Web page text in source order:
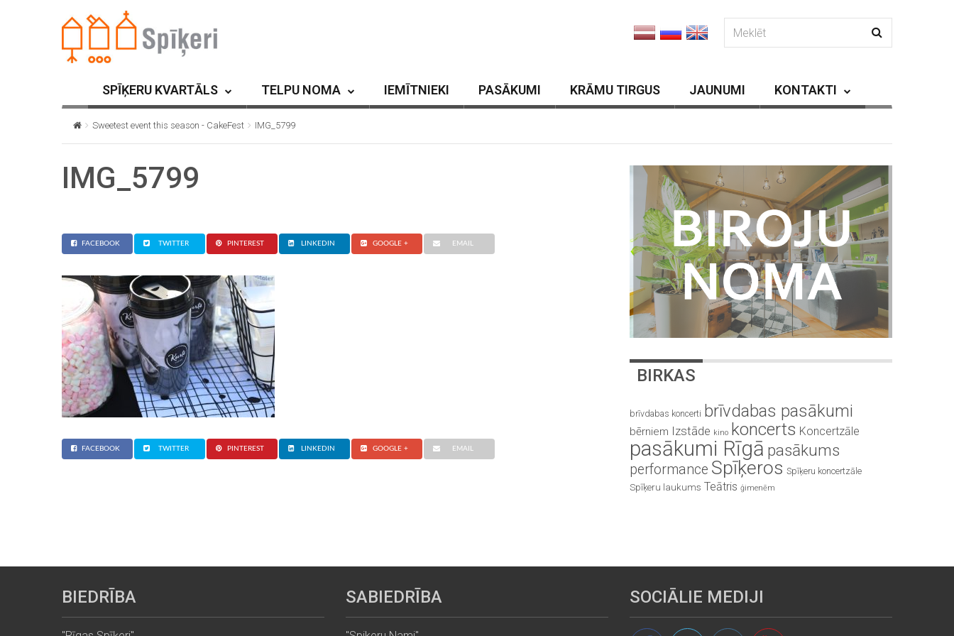
SPĪĶERU KVARTĀLS TELPU NOMA IEMĪTNIEKI PASĀKUMI KRĀMU TIRGUS JAUNUMI KONTAKTI
Sweetest event this season - CakeFest IMG_5799
IMG_5799
FACEBOOK TWITTER PINTEREST LINKEDIN GOOGLE + EMAIL
FACEBOOK TWITTER PINTEREST LINKEDIN GOOGLE + EMAIL
BIRKAS
brīvdabas koncerti brīvdabas pasākumi
bērniem Izstāde kino koncerts Koncertzāle
pasākumi Rīgā pasākums
performance Spīķeros Spīķeru koncertzāle
Spīķeru laukums Teātris ģimenēm
BIEDRĪBA SABIEDRĪBA SOCIĀLIE MEDIJI